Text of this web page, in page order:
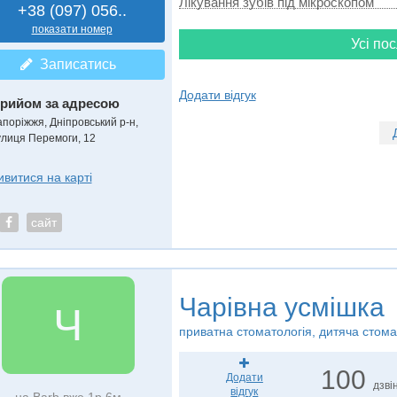
+38 (097) 056..
показати номер
Записатись
за адресою
Дніпровський р-н,
Перемоги, 12
на карті
сайт
Усі
Додати відгук
Ч Чарівна усмішка
приватна стоматологія, дитяча
Додати
відгук
100